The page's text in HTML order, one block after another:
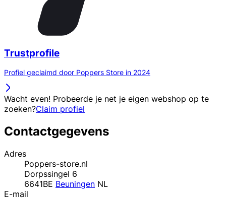
Trustprofile
Profiel geclaimd door Poppers Store in 2024
Wacht even! Probeerde je net je eigen webshop op te
zoeken?Claim profiel
Contactgegevens
Adres
Poppers-store.nl
Dorpssingel 6
6641BE Beuningen NL
E-mail